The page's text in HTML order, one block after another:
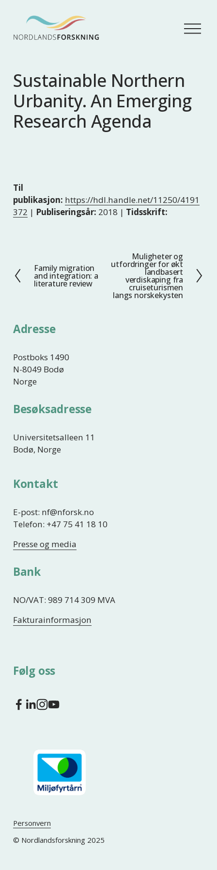
Å
p
Sustainable Northern
Urbanity. An Emerging
Research Agenda
Til
publikasjon: https://hdl.handle.net/11250/4191
372 | Publiseringsår: 2018 | Tidsskrift:
F
o
g
Family migration
and integration: a
literature review
e
Muligheter og
utfordringer for økt
landbasert
verdiskaping fra
cruiseturismen
langs norskekysten
Adresse
Postboks 1490
N-8049 Bodø
Norge
Besøksadresse
Universitetsalleen 11
Bodø, Norge
Kontakt
E-post: nf@nforsk.no
Telefon: +47 75 41 18 10
Presse og media
Bank
NO/VAT: 989 714 309 MVA
Fakturainformasjon
Følg oss
Personvern
© Nordlandsforskning 2025